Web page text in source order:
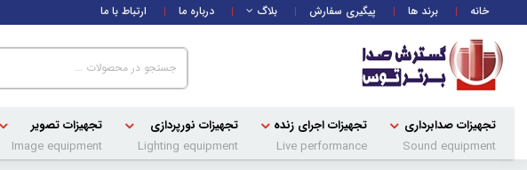
خانه برند ها پیگیری سفارش بلاگ درباره ما ارتباط با ما
تجهیزات صدابرداری
Sound equipment
تجهیزات اجرای زنده
Live performance
تجهیزات نورپردازی
Lighting equipment
تجهیزات تصویر
Image equipment